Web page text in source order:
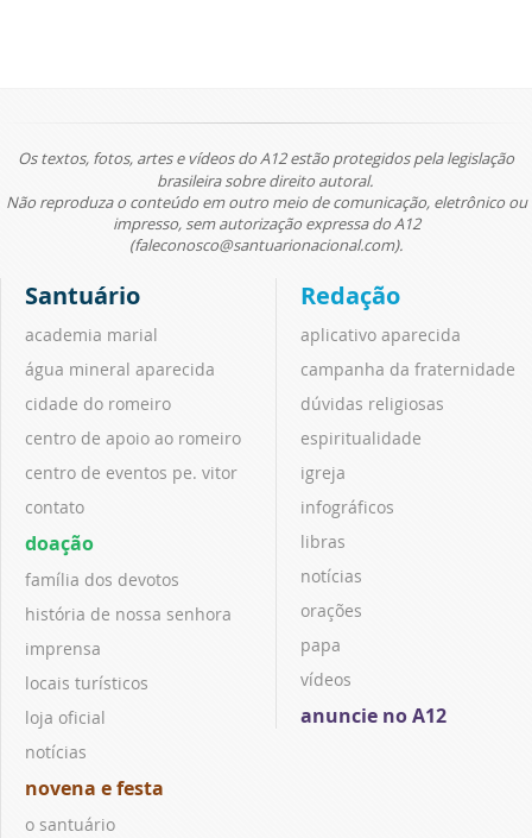
Os textos, fotos, artes e vídeos do A12 estão protegidos pela legislação
brasileira sobre direito autoral.
Não reproduza o conteúdo em outro meio de comunicação, eletrônico ou
impresso, sem autorização expressa do A12
(faleconosco@santuarionacional.com).
Santuário
academia marial
água mineral aparecida
cidade do romeiro
centro de apoio ao romeiro
centro de eventos pe. vitor
contato
doação
família dos devotos
história de nossa senhora
imprensa
locais turísticos
loja oficial
notícias
novena e festa
o santuário
Redação
aplicativo aparecida
campanha da fraternidade
dúvidas religiosas
espiritualidade
igreja
infográficos
libras
notícias
orações
papa
vídeos
anuncie no A12